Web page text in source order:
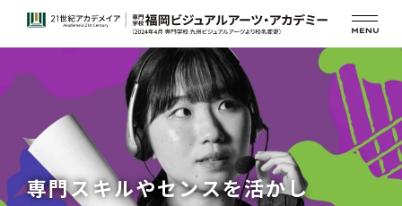
専門スキルやセンスを活かし